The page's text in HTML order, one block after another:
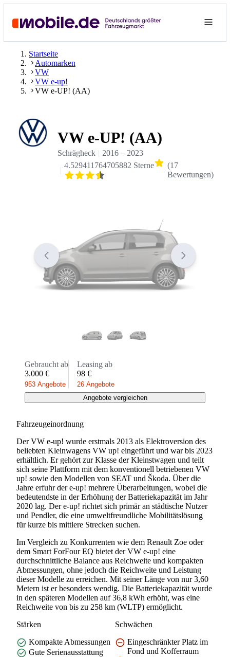
Startseite
Automarken
VW
VW e-up!
VW e-UP! (AA)
VW e-UP! (AA)
Schrägheck 2016– 2023
4.529411764705882 Sterne
(17
Bewertungen)
Gebraucht ab
3.000 €
953 Angebote
Leasing ab
98 €
26 Angebote
Angebote vergleichen
Fahrzeugeinordnung
Der VW e-up! wurde erstmals 2013 als Elektroversion des
beliebten Kleinwagens VW up! eingeführt und war bis 2023
erhältlich. Er gehört zur Klasse der Kleinstwagen und teilt
sich seine Plattform mit dem konventionell betriebenen VW
up! sowie den Modellen von SEAT und Škoda. Über die
Jahre erfuhr der e-up! mehrere Überarbeitungen, wobei die
bedeutendste in der Erhöhung der Batteriekapazität im Jahr
2020 lag. Der e-up! richtet sich primär an städtische Nutzer
und Pendler, die eine umweltfreundliche Mobilitätslösung
für kurze bis mittlere Strecken suchen.
Im Vergleich zu Konkurrenten wie dem Renault Zoe oder
dem Smart ForFour EQ bietet der VW e-up! eine
durchschnittliche Balance aus Reichweite und kompakten
Abmessungen, ohne jedoch die Reichweite und Leistung
dieser Modelle zu erreichen. Mit seiner Länge von nur 3,60
Metern ist er besonders wendig. Die Batteriekapazität wurde
in den späteren Modellen auf 36,8 kWh erhöht, was eine
Reichweite von bis zu 258 km (WLTP) ermöglicht.
Stärken
Kompakte Abmessungen
Gute Serienausstattung
Schwächen
Eingeschränkter Platz im
Fond und Kofferraum